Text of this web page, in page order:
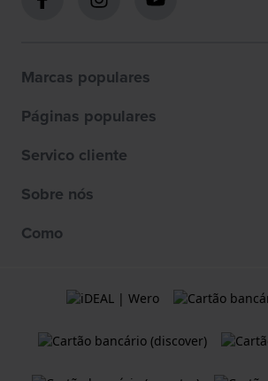
Marcas populares
Páginas populares
Servico cliente
Sobre nós
Como